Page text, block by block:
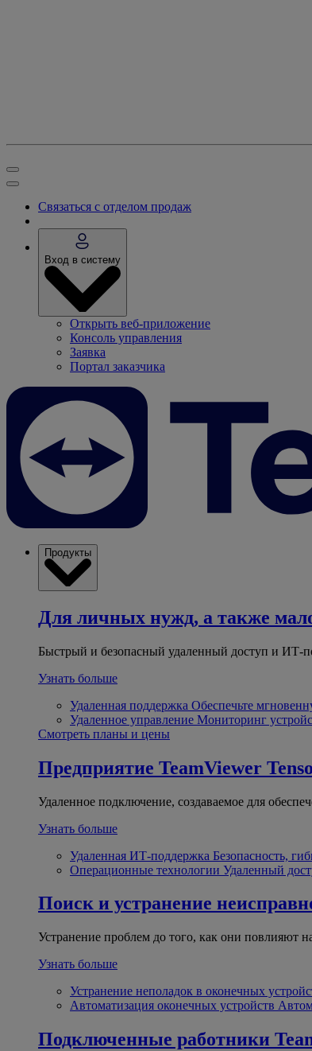
Связаться с отделом продаж
Вход в систему
Открыть веб-приложение
Консоль управления
Заявка
Портал заказчика
Продукты
Для личных нужд, а также
Быстрый и безопасный удаленный доступ и ИТ-
Узнать больше
Удаленная поддержка Обеспечьте
Удаленное управление Мониторинг
Смотреть планы и цены
Предприятие TeamViewer
Удаленное подключение, создаваемое для
Узнать больше
Удаленная ИТ-поддержка Безопасность,
Операционные технологии Удаленный
Поиск и устранение
Устранение проблем до того, как они повлияют
Узнать больше
Устранение неполадок в оконечных
Автоматизация оконечных устройств
Подключенные работники